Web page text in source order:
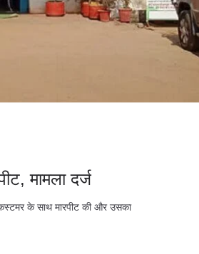
मामला दर्ज
के साथ मारपीट की और उसका